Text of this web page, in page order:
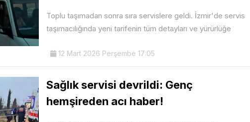
Toplu taşımadan sonra sıra servislere geldi. İzmir'de servis
taşımacılığında yeni tarifenin tüm detayları ve yürürlüğe
12 Mart 2026 Perşembe 17:05
Sağlık servisi devrildi: Genç
hemşireden acı haber!